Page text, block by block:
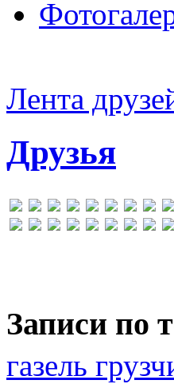
Лента
Друзья
Записи по
газель